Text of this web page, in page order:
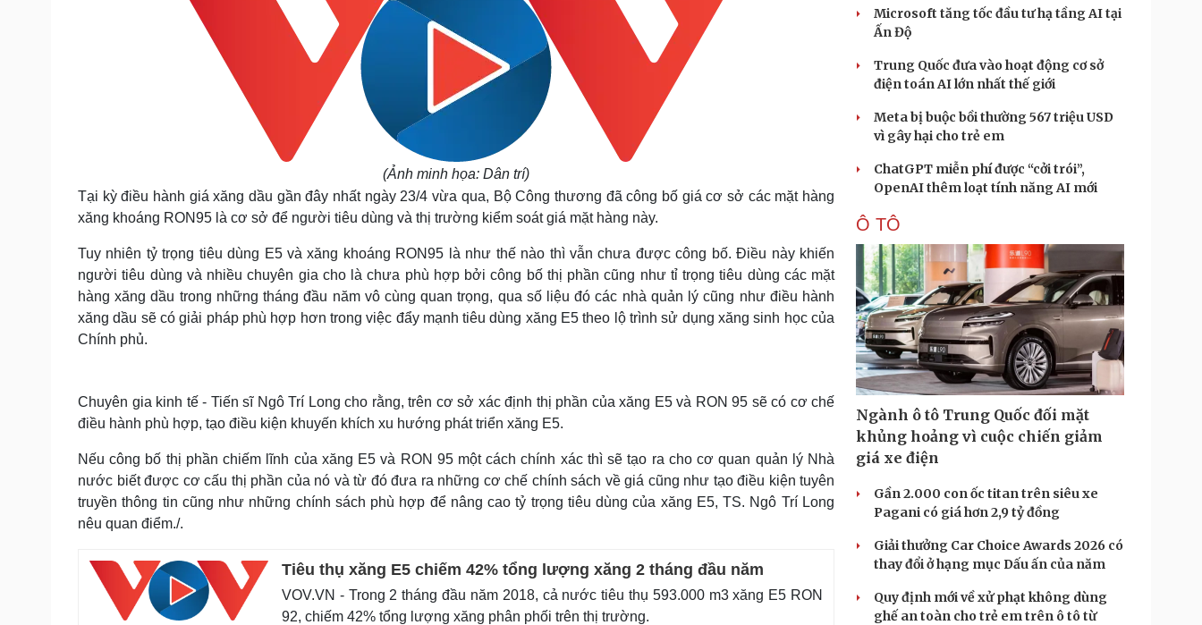
Blog
Tình yêu - Gia đình
Âm nhạc
Di sản
Thời trang
Sao Việt
Đọc truyện đêm khuya
Hạt giống tâm hồn
(Ảnh minh họa: Dân trí)
Tại kỳ điều hành giá xăng dầu gần đây nhất ngày 23/4 vừa qua, Bộ Công thương đã công bố giá cơ sở các mặt hàng
xăng khoáng RON95 là cơ sở để người tiêu dùng và thị trường kiểm soát giá mặt hàng này.
Tuy nhiên tỷ trọng tiêu dùng E5 và xăng khoáng RON95 là như thế nào thì vẫn chưa được công bố. Điều này khiến
người tiêu dùng và nhiều chuyên gia cho là chưa phù hợp bởi công bố thị phần cũng như tỉ trọng tiêu dùng các mặt
hàng xăng dầu trong những tháng đầu năm vô cùng quan trọng, qua số liệu đó các nhà quản lý cũng như điều hành
xăng dầu sẽ có giải pháp phù hợp hơn trong việc đẩy mạnh tiêu dùng xăng E5 theo lộ trình sử dụng xăng sinh học của
Chính phủ.
Chuyên gia kinh tế - Tiến sĩ Ngô Trí Long cho rằng, trên cơ sở xác định thị phần của xăng E5 và RON 95 sẽ có cơ chế
điều hành phù hợp, tạo điều kiện khuyến khích xu hướng phát triển xăng E5.
Nếu công bố thị phần chiếm lĩnh của xăng E5 và RON 95 một cách chính xác thì sẽ tạo ra cho cơ quan quản lý Nhà
nước biết được cơ cấu thị phần của nó và từ đó đưa ra những cơ chế chính sách về giá cũng như tạo điều kiện tuyên
truyền thông tin cũng như những chính sách phù hợp để nâng cao tỷ trọng tiêu dùng của xăng E5, TS. Ngô Trí Long
nêu quan điểm./.
Tiêu thụ xăng E5 chiếm 42% tổng lượng xăng 2 tháng đầu năm
VOV.VN - Trong 2 tháng đầu năm 2018, cả nước tiêu thụ 593.000 m3 xăng E5 RON
92, chiếm 42% tổng lượng xăng phân phối trên thị trường.
Microsoft tăng tốc đầu tư hạ tầng AI tại
Ấn Độ
Trung Quốc đưa vào hoạt động cơ sở
điện toán AI lớn nhất thế giới
Meta bị buộc bồi thường 567 triệu USD
vì gây hại cho trẻ em
ChatGPT miễn phí được “cởi trói”,
OpenAI thêm loạt tính năng AI mới
Ô TÔ
Ngành ô tô Trung Quốc đối mặt
khủng hoảng vì cuộc chiến giảm
giá xe điện
Gần 2.000 con ốc titan trên siêu xe
Pagani có giá hơn 2,9 tỷ đồng
Giải thưởng Car Choice Awards 2026 có
thay đổi ở hạng mục Dấu ấn của năm
Quy định mới về xử phạt không dùng
ghế an toàn cho trẻ em trên ô tô từ